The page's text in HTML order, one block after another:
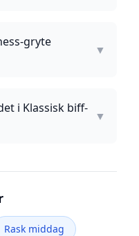
gryte
▼
i Klassisk biff-
▼
Rask middag